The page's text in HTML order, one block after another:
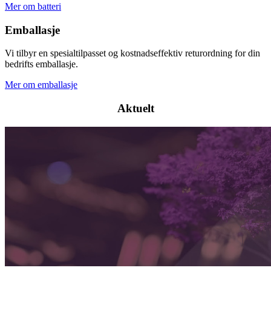
Mer om batteri
Emballasje
Vi tilbyr en spesialtilpasset og kostnadseffektiv returordning for din
bedrifts emballasje.
Mer om emballasje
Aktuelt